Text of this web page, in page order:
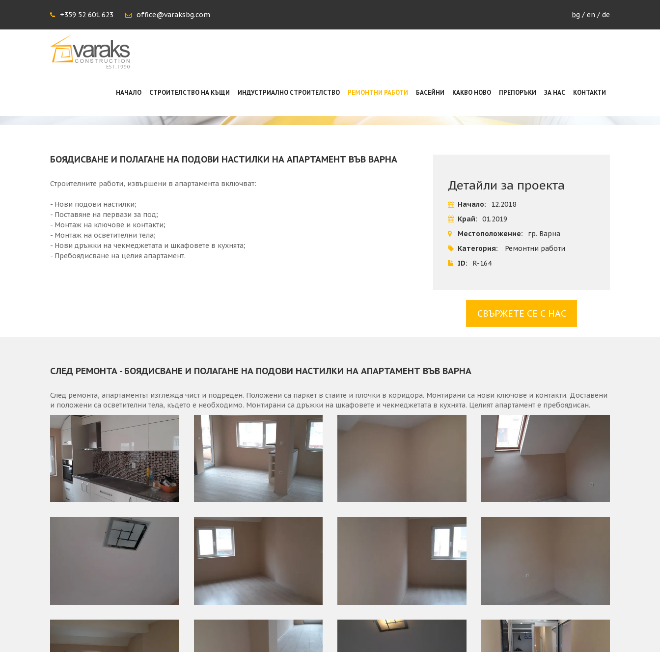
+359 52 601 623 office@varaksbg.com bg / en / de
НАЧАЛО СТРОИТЕЛСТВО НА КЪЩИ ИНДУСТРИАЛНО СТРОИТЕЛСТВО РЕМОНТНИ РАБОТИ БАСЕЙНИ КАКВО НОВО ПРЕПОРЪКИ ЗА НАС КОНТАКТИ
РЕМОНТНИ РАБОТИ
БОЯДИСВАНЕ И ПОЛАГАНЕ НА ПОДОВИ НАСТИЛКИ НА АПАРТАМЕНТ ВЪВ ВАРНА
Строителните работи, извършени в апартамента включват:
- Нови подови настилки;
- Поставяне на первази за под;
- Монтаж на ключове и контакти;
- Монтаж на осветителни тела;
- Нови дръжки на чекмеджетата и шкафовете в кухнята;
- Пребоядисване на целия апартамент.
Детайли за проекта
Начало:
12.2018
Край:
01.2019
Местоположение:
гр. Варна
Категория:
Ремонтни работи
ID:
R-164
СВЪРЖЕТЕ СЕ С НАС
СЛЕД РЕМОНТА - БОЯДИСВАНЕ И ПОЛАГАНЕ НА ПОДОВИ НАСТИЛКИ НА АПАРТАМЕНТ ВЪВ ВАРНА
След ремонта, апартаментът изглежда чист и подреден. Положени са паркет в стаите и плочки в коридора. Монтирани са нови ключове и контакти. Доставени
и положени са осветителни тела, където е необходимо. Монтирани са дръжки на шкафовете и чекмеджетата в кухнята. Целият апартамент е пребоядисан.